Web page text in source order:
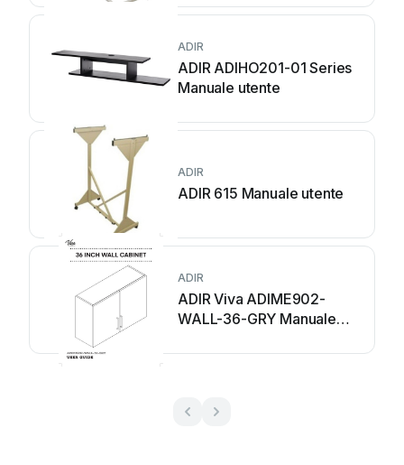
ADIR
ADIR ADIHO201-01 Series
Manuale utente
ADIR
ADIR 615 Manuale utente
ADIR
ADIR Viva ADIME902-
WALL-36-GRY Manuale